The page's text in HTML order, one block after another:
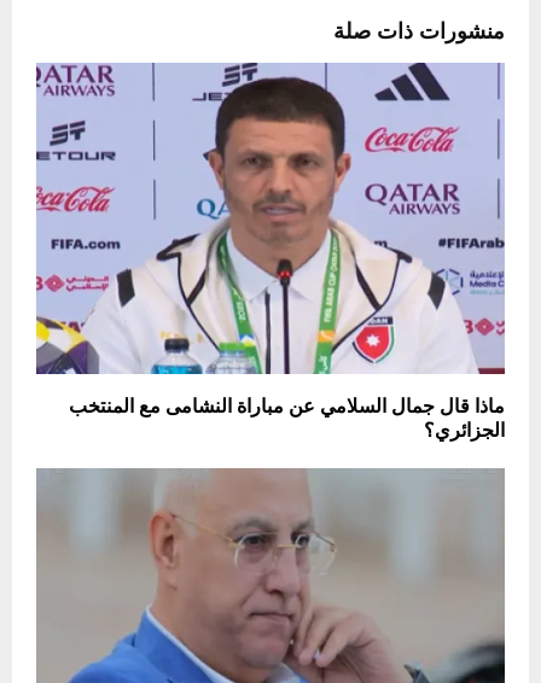
منشورات ذات صلة
ماذا قال جمال السلامي عن مباراة النشامى مع المنتخب
الجزائري؟